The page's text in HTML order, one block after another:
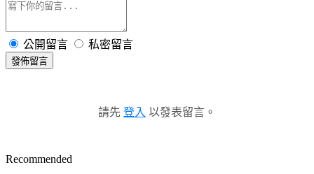
公開留言 私密留言
發佈留言
請先 登入 以發表留言。
Recommended